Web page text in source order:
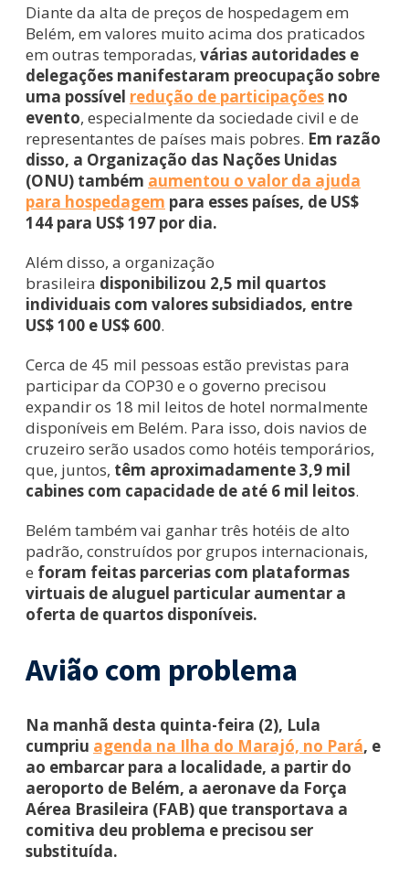
Diante da alta de preços de hospedagem em
Belém, em valores muito acima dos praticados
em outras temporadas, várias autoridades e
delegações manifestaram preocupação sobre
uma possível redução de participações no
evento, especialmente da sociedade civil e de
representantes de países mais pobres. Em razão
disso, a Organização das Nações Unidas
(ONU) também aumentou o valor da ajuda
para hospedagem para esses países, de US$
144 para US$ 197 por dia.
Além disso, a organização
brasileira disponibilizou 2,5 mil quartos
individuais com valores subsidiados, entre
US$ 100 e US$ 600.
Cerca de 45 mil pessoas estão previstas para
participar da COP30 e o governo precisou
expandir os 18 mil leitos de hotel normalmente
disponíveis em Belém. Para isso, dois navios de
cruzeiro serão usados como hotéis temporários,
que, juntos, têm aproximadamente 3,9 mil
cabines com capacidade de até 6 mil leitos.
Belém também vai ganhar três hotéis de alto
padrão, construídos por grupos internacionais,
e foram feitas parcerias com plataformas
virtuais de aluguel particular aumentar a
oferta de quartos disponíveis.
Avião com problema
Na manhã desta quinta-feira (2), Lula
cumpriu agenda na Ilha do Marajó, no Pará, e
ao embarcar para a localidade, a partir do
aeroporto de Belém, a aeronave da Força
Aérea Brasileira (FAB) que transportava a
comitiva deu problema e precisou ser
substituída.